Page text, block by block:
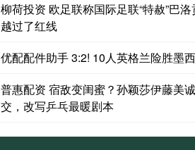
柳荷投资 欧足联称国际足联“特赦”巴
越过了红线
优配配件助手 3:2! 10人英格兰险胜墨
普惠配资 宿敌变闺蜜？孙颖莎伊藤美
交，改写乒乓最暖剧本